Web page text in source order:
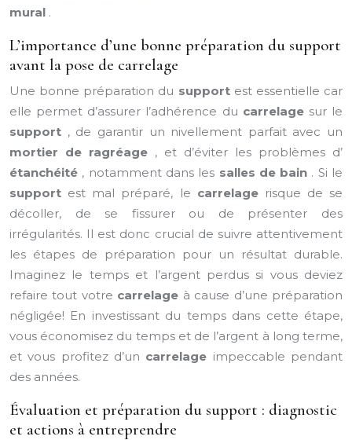
mural .
L’importance d’une bonne préparation du support
avant la pose de carrelage
Une bonne préparation du support est essentielle car
elle permet d’assurer l’adhérence du carrelage sur le
support , de garantir un nivellement parfait avec un
mortier de ragréage , et d’éviter les problèmes d’
étanchéité , notamment dans les salles de bain . Si le
support est mal préparé, le carrelage risque de se
décoller, de se fissurer ou de présenter des
irrégularités. Il est donc crucial de suivre attentivement
les étapes de préparation pour un résultat durable.
Imaginez le temps et l’argent perdus si vous deviez
refaire tout votre carrelage à cause d’une préparation
négligée! En investissant du temps dans cette étape,
vous économisez du temps et de l’argent à long terme,
et vous profitez d’un carrelage impeccable pendant
des années.
Évaluation et préparation du support : diagnostic
et actions à entreprendre